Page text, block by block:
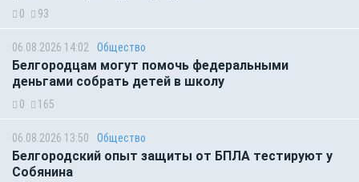
0 93
06.08.2026 14:02 Общество
Белгородцам могут помочь федеральными
деньгами собрать детей в школу
0 165
06.08.2026 13:50 Общество
Белгородский опыт защиты от БПЛА тестируют у
Собянина